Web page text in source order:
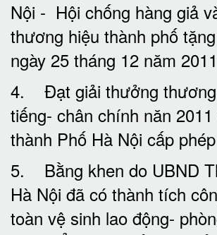
Nội - Hội chống hàng giả
thương hiệu thành phố
ngày 25 tháng 12 năm 2011
4. Đạt giải thưởng thương
tiếng- chân chính năn
thành Phố Hà Nội cấp
5. Bằng khen do UBND
Hà Nội đã có thành tích
toàn vệ sinh lao động-